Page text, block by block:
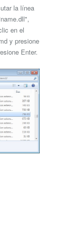
la línea
en el
y presione
Enter.